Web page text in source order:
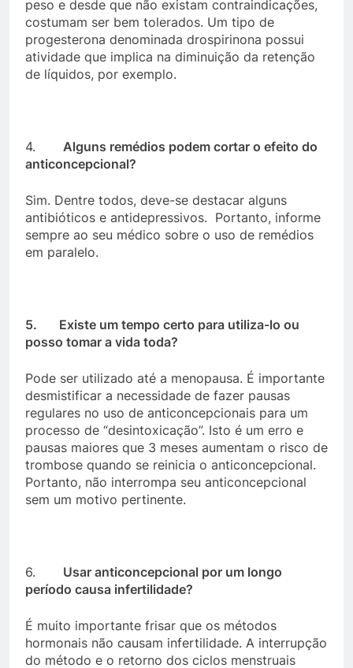
peso e desde que não existam contraindicações,
costumam ser bem tolerados. Um tipo de
progesterona denominada drospirinona possui
atividade que implica na diminuição da retenção
de líquidos, por exemplo.
4. Alguns remédios podem cortar o efeito do
anticoncepcional?
Sim. Dentre todos, deve-se destacar alguns
antibióticos e antidepressivos. Portanto, informe
sempre ao seu médico sobre o uso de remédios
em paralelo.
5.
Existe um tempo certo para utiliza-lo ou
posso tomar a vida toda?
Pode ser utilizado até a menopausa. É importante
desmistificar a necessidade de fazer pausas
regulares no uso de anticoncepcionais para um
processo de “desintoxicação”. Isto é um erro e
pausas maiores que 3 meses aumentam o risco de
trombose quando se reinicia o anticoncepcional.
Portanto, não interrompa seu anticoncepcional
sem um motivo pertinente.
6. Usar anticoncepcional por um longo
período causa infertilidade?
É muito importante frisar que os métodos
hormonais não causam infertilidade. A interrupção
do método e o retorno dos ciclos menstruais